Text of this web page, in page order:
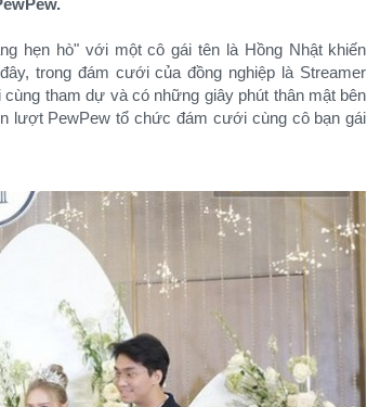
hẹn hò" với một cô gái tên là Hồng Nhật khiến
trong đám cưới của đồng nghiệp là Streamer
tham dự và có những giây phút thân mật bên
lượt PewPew tổ chức đám cưới cùng cô bạn gái